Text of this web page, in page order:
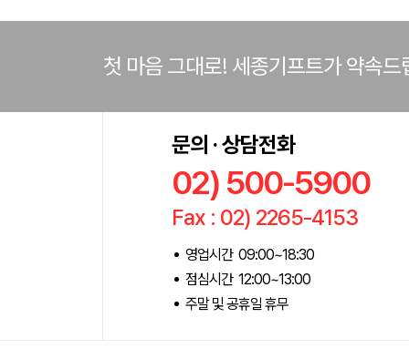
첫 마음 그대로! 세종기프트가 약속드
문의 · 상담전화
02) 500-5900
Fax : 02) 2265-4153
영업시간 09:00~18:30
점심시간 12:00~13:00
주말 및 공휴일 휴무